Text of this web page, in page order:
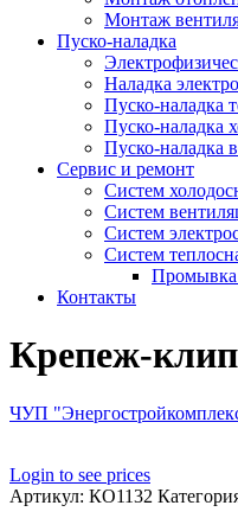
Монтаж
Пуско-наладка
Наладка
Пуско-наладка
Пуско-наладка
Пуско-наладка
Сервис и ремонт
Систем
Систем
Систем
Систем
Промывка
Контакты
Крепеж-
ЧУП
Login to see prices
Артикул: КО1132